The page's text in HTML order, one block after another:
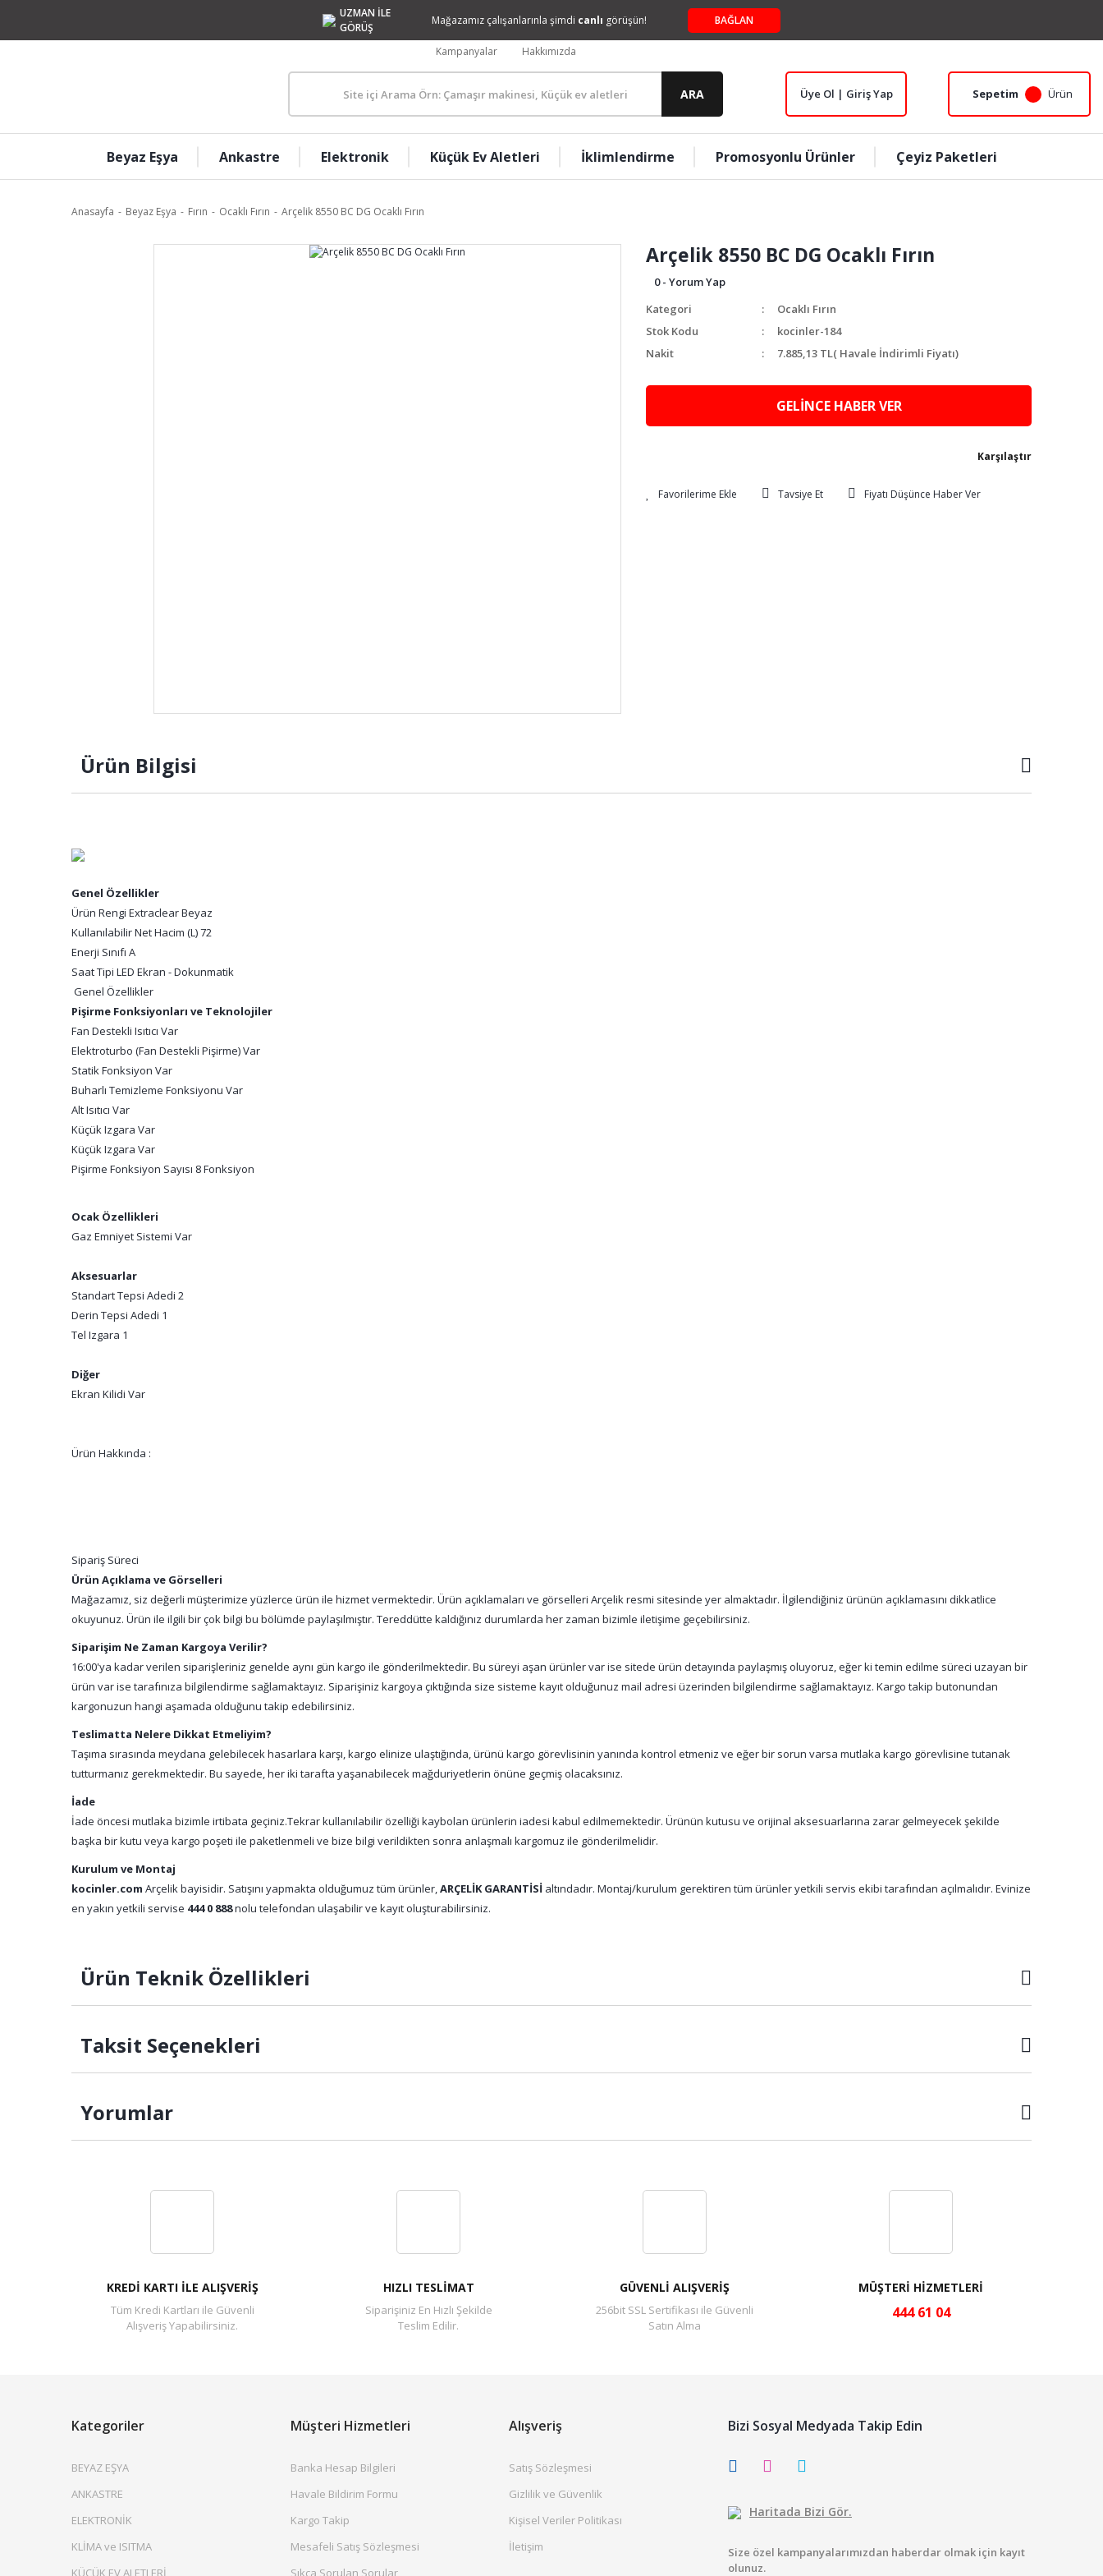
UZMAN İLE
GÖRÜŞ
Mağazamız çalışanlarınla şimdi canlı görüşün! BAĞLAN
Kampanyalar Hakkımızda
ARA Üye Ol | Giriş Yap Sepetim Ürün
Beyaz Eşya Ankastre Elektronik Küçük Ev Aletleri İklimlendirme Promosyonlu Ürünler Çeyiz Paketleri
Anasayfa Beyaz Eşya Fırın Ocaklı Fırın Arçelik 8550 BC DG Ocaklı Fırın
Arçelik 8550 BC DG Ocaklı Fırın
0 - Yorum Yap
Kategori
Ocaklı Fırın
Stok Kodu
kocinler-184
Nakit
7.885,13 TL( Havale İndirimli Fiyatı)
GELİNCE HABER VER
Karşılaştır
Tavsiye Et Fiyatı Düşünce Haber Ver
Ürün Bilgisi
Genel Özellikler
Ürün Rengi Extraclear Beyaz
Kullanılabilir Net Hacim (L) 72
Enerji Sınıfı A
Saat Tipi LED Ekran - Dokunmatik
Genel Özellikler
Pişirme Fonksiyonları ve Teknolojiler
Fan Destekli Isıtıcı Var
Elektroturbo (Fan Destekli Pişirme) Var
Statik Fonksiyon Var
Buharlı Temizleme Fonksiyonu Var
Alt Isıtıcı Var
Küçük Izgara Var
Küçük Izgara Var
Pişirme Fonksiyon Sayısı 8 Fonksiyon
Ocak Özellikleri
Gaz Emniyet Sistemi Var
Aksesuarlar
Standart Tepsi Adedi 2
Derin Tepsi Adedi 1
Tel Izgara 1
Diğer
Ekran Kilidi Var
Ürün Hakkında :
Sipariş Süreci
Ürün Açıklama ve Görselleri
Mağazamız, siz değerli müşterimize yüzlerce ürün ile hizmet vermektedir. Ürün açıklamaları ve görselleri Arçelik resmi sitesinde yer almaktadır. İlgilendiğiniz ürünün açıklamasını dikkatlice
okuyunuz. Ürün ile ilgili bir çok bilgi bu bölümde paylaşılmıştır. Tereddütte kaldığınız durumlarda her zaman bizimle iletişime geçebilirsiniz.
Siparişim Ne Zaman Kargoya Verilir?
16:00'ya kadar verilen siparişleriniz genelde aynı gün kargo ile gönderilmektedir. Bu süreyi aşan ürünler var ise sitede ürün detayında paylaşmış oluyoruz, eğer ki temin edilme süreci uzayan bir
ürün var ise tarafınıza bilgilendirme sağlamaktayız. Siparişiniz kargoya çıktığında size sisteme kayıt olduğunuz mail adresi üzerinden bilgilendirme sağlamaktayız. Kargo takip butonundan
kargonuzun hangi aşamada olduğunu takip edebilirsiniz.
Teslimatta Nelere Dikkat Etmeliyim?
Taşıma sırasında meydana gelebilecek hasarlara karşı, kargo elinize ulaştığında, ürünü kargo görevlisinin yanında kontrol etmeniz ve eğer bir sorun varsa mutlaka kargo görevlisine tutanak
tutturmanız gerekmektedir. Bu sayede, her iki tarafta yaşanabilecek mağduriyetlerin önüne geçmiş olacaksınız.
İade
İade öncesi mutlaka bizimle irtibata geçiniz.Tekrar kullanılabilir özelliği kaybolan ürünlerin iadesi kabul edilmemektedir. Ürünün kutusu ve orijinal aksesuarlarına zarar gelmeyecek şekilde
başka bir kutu veya kargo poşeti ile paketlenmeli ve bize bilgi verildikten sonra anlaşmalı kargomuz ile gönderilmelidir.
Kurulum ve Montaj
kocinler.com Arçelik bayisidir. Satışını yapmakta olduğumuz tüm ürünler,ARÇELİK GARANTİSİ altındadır. Montaj/kurulum gerektiren tüm ürünler yetkili servis ekibi tarafından açılmalıdır. Evinize
en yakın yetkili servise 444 0 888nolu telefondan ulaşabilir ve kayıt oluşturabilirsiniz.
Ürün Teknik Özellikleri
Taksit Seçenekleri
Yorumlar
KREDİ KARTI İLE ALIŞVERİŞ
Tüm Kredi Kartları ile Güvenli
Alışveriş Yapabilirsiniz.
HIZLI TESLİMAT
Siparişiniz En Hızlı Şekilde
Teslim Edilir.
GÜVENLİ ALIŞVERİŞ
256bit SSL Sertifikası ile Güvenli
Satın Alma
MÜŞTERİ HİZMETLERİ
444 61 04
Kategoriler
BEYAZ EŞYA
ANKASTRE
ELEKTRONİK
KLİMA ve ISITMA
KÜÇÜK EV ALETLERİ
Müşteri Hizmetleri
Banka Hesap Bilgileri
Havale Bildirim Formu
Kargo Takip
Mesafeli Satış Sözleşmesi
Sıkça Sorulan Sorular
Alışveriş
Satış Sözleşmesi
Gizlilik ve Güvenlik
Kişisel Veriler Politikası
İletişim
Bizi Sosyal Medyada Takip Edin
Haritada Bizi Gör.
Size özel kampanyalarımızdan haberdar olmak için kayıt
olunuz.